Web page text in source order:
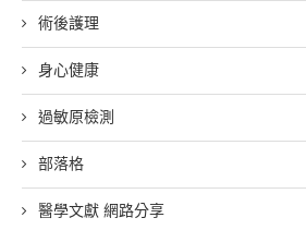
術後護理
身心健康
過敏原檢測
部落格
醫學文獻 網路分享